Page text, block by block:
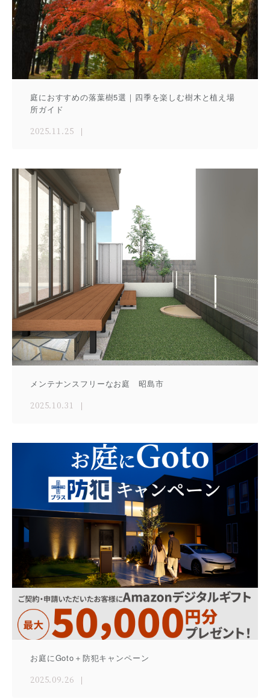
庭におすすめの落葉樹5選｜四季を楽しむ樹木と植え場
所ガイド
2025.11.25
メンテナンスフリーなお庭 昭島市
2025.10.31
お庭にGoto＋防犯キャンペーン
2025.09.26